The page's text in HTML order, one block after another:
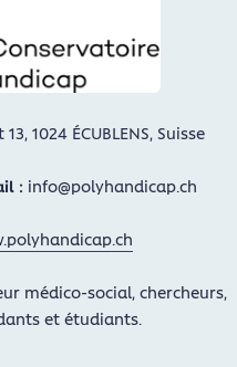
1024 ÉCUBLENS, Suisse
: info@polyhandicap.ch
médico-social, chercheurs,
et étudiants.